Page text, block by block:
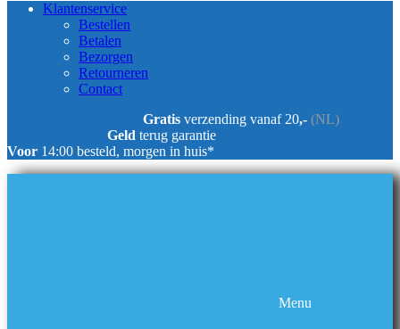
Klantenservice
Bestellen
Betalen
Bezorgen
Retourneren
Contact
Gratis verzending vanaf 20,- (NL)
Geld terug garantie
Voor 14:00 besteld, morgen in huis*
Menu